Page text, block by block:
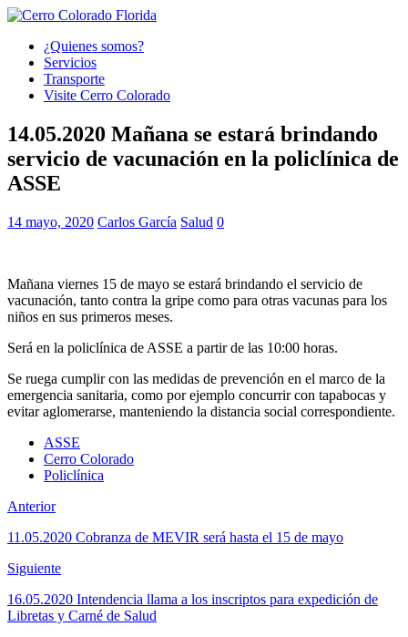
¿Quienes somos?
Servicios
Transporte
Visite Cerro Colorado
14.05.2020 Mañana se estará brindando
servicio de vacunación en la policlínica de
ASSE
14 mayo, 2020 Carlos García Salud 0
Mañana viernes 15 de mayo se estará brindando el servicio de
vacunación, tanto contra la gripe como para otras vacunas para los
niños en sus primeros meses.
Será en la policlínica de ASSE a partir de las 10:00 horas.
Se ruega cumplir con las medidas de prevención en el marco de la
emergencia sanitaria, como por ejemplo concurrir con tapabocas y
evitar aglomerarse, manteniendo la distancia social correspondiente.
ASSE
Cerro Colorado
Policlínica
Anterior
11.05.2020 Cobranza de MEVIR será hasta el 15 de mayo
Siguiente
16.05.2020 Intendencia llama a los inscriptos para expedición de
Libretas y Carné de Salud